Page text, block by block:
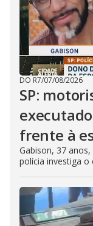
DO R7/07/08/2026
SP:
frente à
Gabison, 37
polícia investiga o